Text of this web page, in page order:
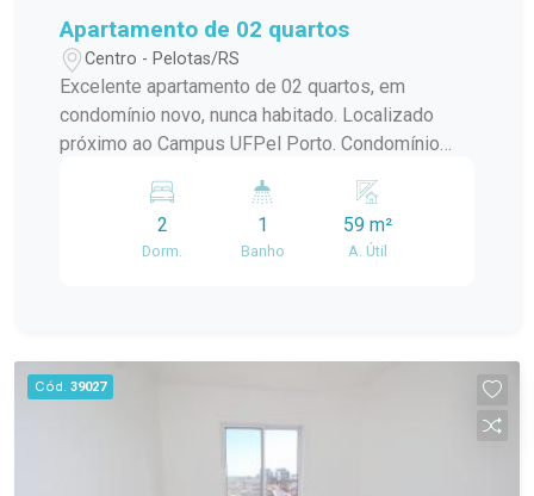
Apartamento de 02 quartos
Centro - Pelotas/RS
Excelente apartamento de 02 quartos, em
condomínio novo, nunca habitado. Localizado
próximo ao Campus UFPel Porto. Condomínio
câmeras, bombas d`agua, portaria e elevador.
OBS.: Vaga de garagem opcional com valor
adicional de R$250,00.
2
Dorm.
1
Banho
59 m²
A. Útil
Cód. 39027